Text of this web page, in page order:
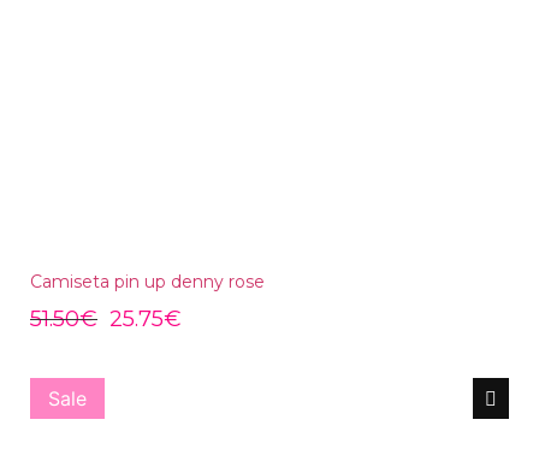
Camiseta pin up denny rose
51.50€ 25.75€
Sale